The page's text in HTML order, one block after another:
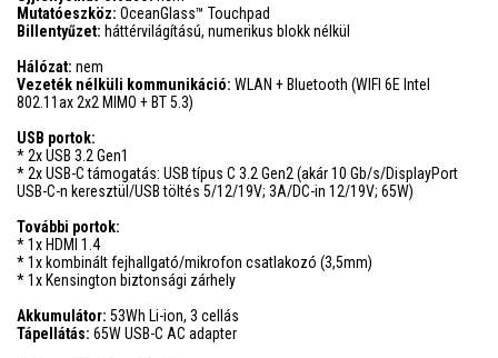
Mutatóeszköz: OceanGlass™ Touchpad
Billentyűzet: háttérvilágítású, numerikus blokk nélkül
Hálózat: nem
Vezeték nélküli kommunikáció: WLAN + Bluetooth (WIFI 6E Intel
802.11ax 2x2 MIMO + BT 5.3)
USB portok:
* 2x USB 3.2 Gen1
* 2x USB-C támogatás: USB típus C 3.2 Gen2 (akár 10 Gb/s/DisplayPort
USB-C-n keresztül/USB töltés 5/12/19V; 3A/DC-in 12/19V; 65W)
További portok:
* 1x HDMI 1.4
* 1x kombinált fejhallgató/mikrofon csatlakozó (3,5mm)
* 1x Kensington biztonsági zárhely
Akkumulátor: 53Wh Li-ion, 3 cellás
Tápellátás: 65W USB-C AC adapter